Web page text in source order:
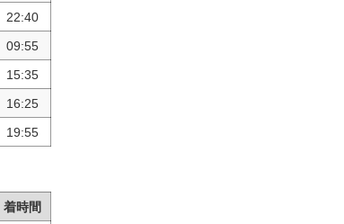
22:40
09:55
15:35
16:25
19:55
着時間